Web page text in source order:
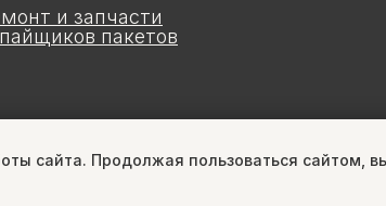
сайта. Продолжая пользоваться сайтом,
и запчасти
пакетов